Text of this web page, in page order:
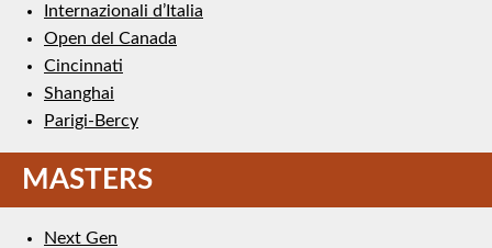
Internazionali d’Italia
Open del Canada
Cincinnati
Shanghai
Parigi-Bercy
MASTERS
Next Gen